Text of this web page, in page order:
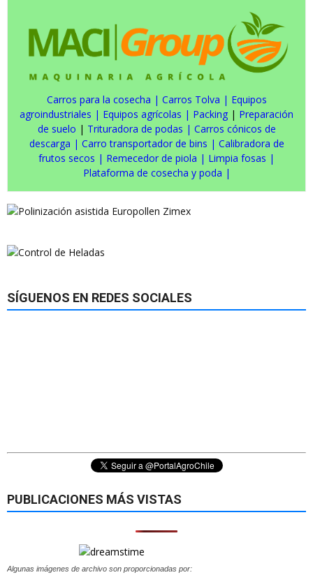
Carros para la cosecha | Carros Tolva | Equipos
agroindustriales | Equipos agrícolas | Packing | Preparación
de suelo | Trituradora de podas | Carros cónicos de
descarga | Carro transportador de bins | Calibradora de
frutos secos | Remecedor de piola | Limpia fosas |
Plataforma de cosecha y poda |
SÍGUENOS EN REDES SOCIALES
PUBLICACIONES MÁS VISTAS
Algunas imágenes de archivo son proporcionadas por: